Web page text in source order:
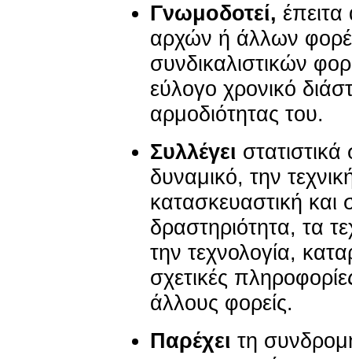
Γνωμοδοτεί,
αρχών ή άλλων
συνδικαλιστικών
εύλογο χρονικό
αρμοδιότητας του.
Συλλέγει
δυναμικό, την
κατασκευαστική και
δραστηριότητα, τα
την τεχνολογία,
σχετικές
άλλους φορείς.
Παρέχει τη